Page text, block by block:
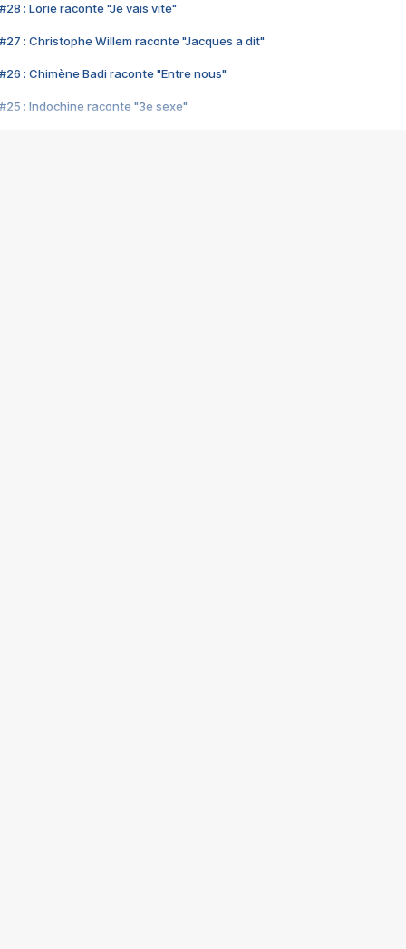
#28 : Lorie raconte "Je vais vite"
#27 : Christophe Willem raconte "Jacques a dit"
#26 : Chimène Badi raconte "Entre nous"
#25 : Indochine raconte "3e sexe"